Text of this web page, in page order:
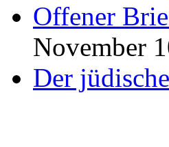
Offener
November
Der